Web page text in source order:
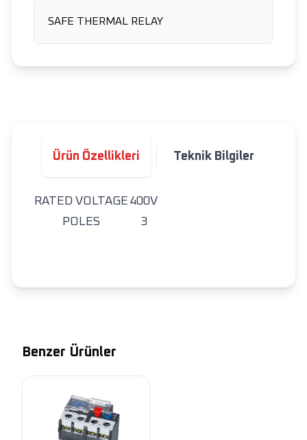
SAFE THERMAL RELAY
Ürün Özellikleri Teknik Bilgiler
RATED VOLTAGE 400V
POLES
3
Benzer Ürünler